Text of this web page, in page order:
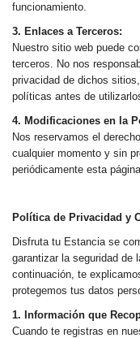
funcionamiento.
3. Enlaces a Terceros:
Nuestro sitio web puede
terceros. No nos
privacidad de dichos
políticas antes de
4. Modificaciones en la
Nos reservamos el
cualquier momento y sin
periódicamente esta
Política de Privacidad y
Disfruta tu Estancia se
garantizar la seguridad de
continuación, te
protegemos tus datos
1. Información que
Cuando te registras en